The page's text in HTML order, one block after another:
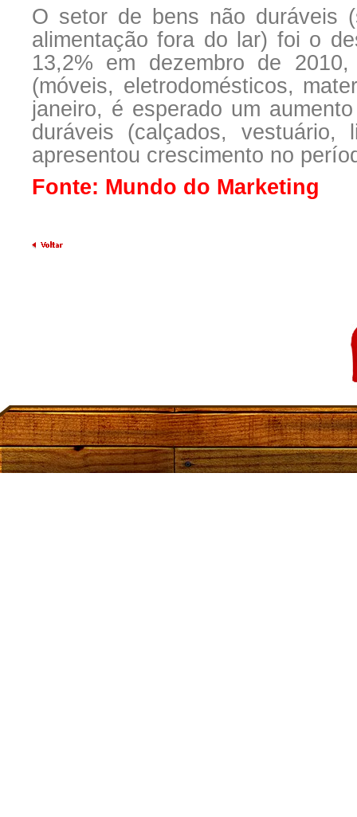
O setor de bens não duráveis
alimentação fora do lar) foi o
13,2% em dezembro de
(móveis, eletrodomésticos,
janeiro, é esperado um
duráveis (calçados, vestuário,
apresentou crescimento no
Fonte: Mundo do Marketing